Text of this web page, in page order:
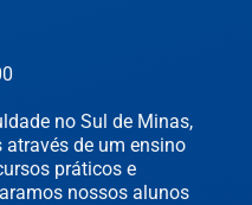
no Sul de Minas,
de um ensino
práticos e
nossos alunos